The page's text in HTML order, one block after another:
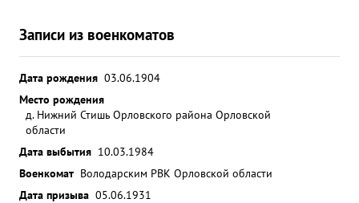
Записи из военкоматов
Дата рождения 03.06.1904
Место рождения
д. Нижний Стишь Орловского района Орловской
области
Дата выбытия 10.03.1984
Военкомат Володарским РВК Орловской области
Дата призыва 05.06.1931